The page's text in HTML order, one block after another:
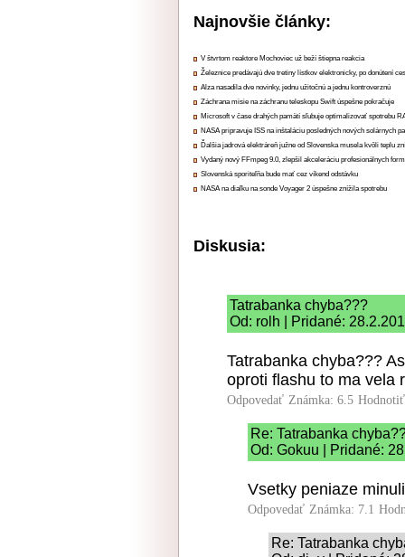
Najnovšie články:
V štvrtom reaktore Mochoviec už beží štiepna reakcia
Železnice predávajú dve tretiny lístkov elektronicky, po donútení
Alza nasadila dve novinky, jednu užitočnú a jednu kontroverznú
Záchrana misie na záchranu teleskopu Swift úspešne pokračuje
Microsoft v čase drahých pamätí sľubuje optimalizovať spotrebu
NASA pripravuje ISS na inštaláciu posledných nových solárnych
Ďalšia jadrová elektráreň južne od Slovenska musela kvôli teplu
Vydaný nový FFmpeg 9.0, zlepšil akceleráciu profesionálnych
Slovenská sporiteľňa bude mať cez víkend odstávku
NASA na diaľku na sonde Voyager 2 úspešne znížila spotrebu
Diskusia:
Tatrabanka chyba???
Od: rolh | Pridané:
Tatrabanka chyba???
oproti flashu to ma vela
Odpovedať Známka: 6.5
Re: Tatrabanka
Od: Gokuu | Pridané:
Vsetky peniaze
Odpovedať Známka: 7.1
Re: Tatrabanka